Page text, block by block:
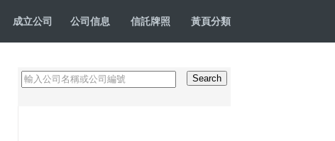
成立公司 公司信息 信託牌照 黃頁分類